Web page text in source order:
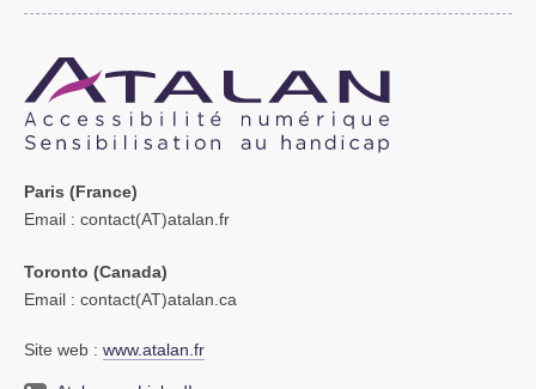
Paris (France)
Email : contact(AT)atalan.fr
Toronto (Canada)
Email : contact(AT)atalan.ca
Site web : www.atalan.fr